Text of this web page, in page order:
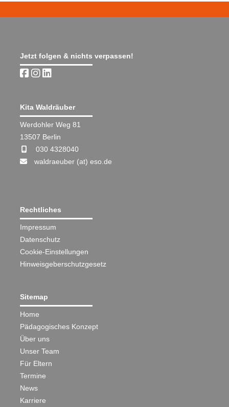
Jetzt folgen & nichts verpassen!
Kita Waldräuber
Werdohler Weg 81
13507 Berlin
030 4328040
waldraeuber (at) eso.de
Rechtliches
Impressum
Datenschutz
Cookie-Einstellungen
Hinweisgeberschutzgesetz
Sitemap
Home
Pädagogisches Konzept
Über uns
Unser Team
Für Eltern
Termine
News
Karriere